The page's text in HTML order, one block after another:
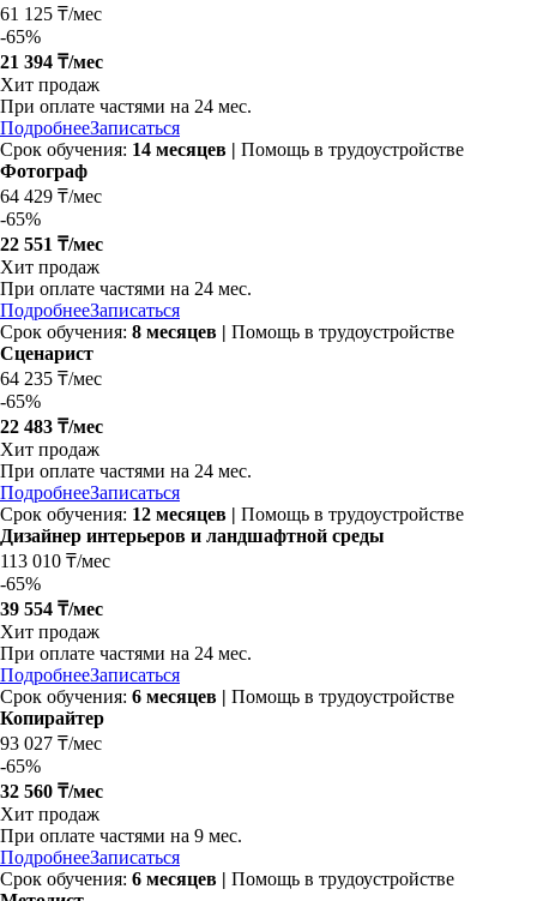
61 125 ₸/мес
-65%
21 394 ₸/мес
Хит продаж
При оплате частями на 24 мес.
ПодробнееЗаписаться
Срок обучения: 14 месяцев | Помощь в трудоустройстве
Фотограф
64 429 ₸/мес
-65%
22 551 ₸/мес
Хит продаж
При оплате частями на 24 мес.
ПодробнееЗаписаться
Срок обучения: 8 месяцев | Помощь в трудоустройстве
Сценарист
64 235 ₸/мес
-65%
22 483 ₸/мес
Хит продаж
При оплате частями на 24 мес.
ПодробнееЗаписаться
Срок обучения: 12 месяцев | Помощь в трудоустройстве
Дизайнер интерьеров и ландшафтной среды
113 010 ₸/мес
-65%
39 554 ₸/мес
Хит продаж
При оплате частями на 24 мес.
ПодробнееЗаписаться
Срок обучения: 6 месяцев | Помощь в трудоустройстве
Копирайтер
93 027 ₸/мес
-65%
32 560 ₸/мес
Хит продаж
При оплате частями на 9 мес.
ПодробнееЗаписаться
Срок обучения: 6 месяцев | Помощь в трудоустройстве